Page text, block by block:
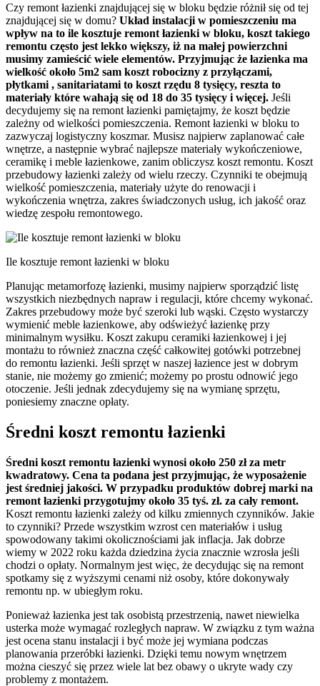
Czy remont łazienki znajdującej się w bloku będzie różnił się od tej
znajdującej się w domu? Układ instalacji w pomieszczeniu ma
wpływ na to ile kosztuje remont łazienki w bloku, koszt takiego
remontu często jest lekko większy, iż na małej powierzchni
musimy zamieścić wiele elementów. Przyjmując że łazienka ma
wielkość około 5m2 sam koszt robocizny z przyłączami,
płytkami , sanitariatami to koszt rzędu 8 tysięcy, reszta to
materiały które wahają się od 18 do 35 tysięcy i więcej. Jeśli
decydujemy się na remont łazienki pamiętajmy, że koszt będzie
zależny od wielkości pomieszczenia. Remont łazienki w bloku to
zazwyczaj logistyczny koszmar. Musisz najpierw zaplanować całe
wnętrze, a następnie wybrać najlepsze materiały wykończeniowe,
ceramikę i meble łazienkowe, zanim obliczysz koszt remontu. Koszt
przebudowy łazienki zależy od wielu rzeczy. Czynniki te obejmują
wielkość pomieszczenia, materiały użyte do renowacji i
wykończenia wnętrza, zakres świadczonych usług, ich jakość oraz
wiedzę zespołu remontowego.
Ile kosztuje remont łazienki w bloku
Planując metamorfozę łazienki, musimy najpierw sporządzić listę
wszystkich niezbędnych napraw i regulacji, które chcemy wykonać.
Zakres przebudowy może być szeroki lub wąski. Często wystarczy
wymienić meble łazienkowe, aby odświeżyć łazienkę przy
minimalnym wysiłku. Koszt zakupu ceramiki łazienkowej i jej
montażu to również znaczna część całkowitej gotówki potrzebnej
do remontu łazienki. Jeśli sprzęt w naszej łazience jest w dobrym
stanie, nie możemy go zmienić; możemy po prostu odnowić jego
otoczenie. Jeśli jednak zdecydujemy się na wymianę sprzętu,
poniesiemy znaczne opłaty.
Średni koszt remontu łazienki
Średni koszt remontu łazienki wynosi około 250 zł za metr
kwadratowy. Cena ta podana jest przyjmując, że wyposażenie
jest średniej jakości. W przypadku produktów dobrej marki na
remont łazienki przygotujmy około 35 tyś. zł. za cały remont.
Koszt remontu łazienki zależy od kilku zmiennych czynników. Jakie
to czynniki? Przede wszystkim wzrost cen materiałów i usług
spowodowany takimi okolicznościami jak inflacja. Jak dobrze
wiemy w 2022 roku każda dziedzina życia znacznie wzrosła jeśli
chodzi o opłaty. Normalnym jest więc, że decydując się na remont
spotkamy się z wyższymi cenami niż osoby, które dokonywały
remontu np. w ubiegłym roku.
Ponieważ łazienka jest tak osobistą przestrzenią, nawet niewielka
usterka może wymagać rozległych napraw. W związku z tym ważna
jest ocena stanu instalacji i być może jej wymiana podczas
planowania przeróbki łazienki. Dzięki temu nowym wnętrzem
można cieszyć się przez wiele lat bez obawy o ukryte wady czy
problemy z montażem.